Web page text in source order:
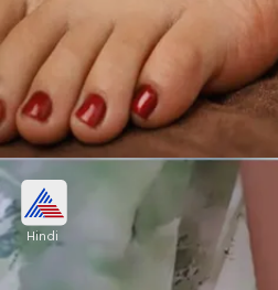
ऑक्सीडाइज्ड
हैवी चेन और बीड्स के साथ सजे
सिल्वर में है। इस तरह की
Hindi